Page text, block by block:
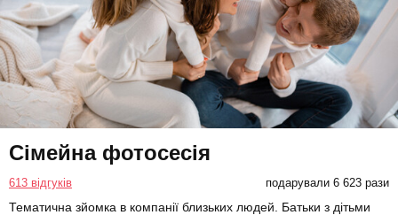
Сімейна фотосесія
613 відгуків подарували 6 623 рази
Тематична зйомка в компанії близьких людей. Батьки з дітьми